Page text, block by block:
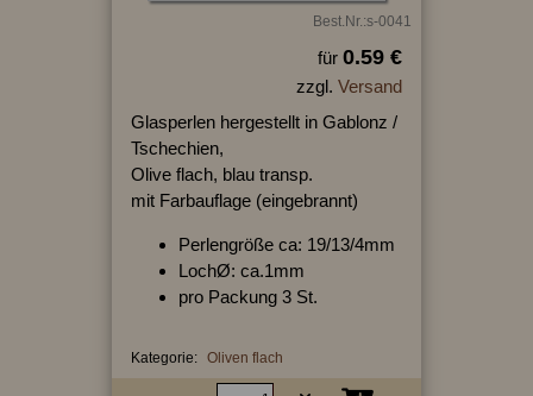
Best.Nr.:s-0041
für 0.59 €
zzgl. Versand
Glasperlen hergestellt in Gablonz /
Tschechien,
Olive flach, blau transp.
mit Farbauflage (eingebrannt)
Perlengröße ca: 19/13/4mm
LochØ: ca.1mm
pro Packung 3 St.
Kategorie: Oliven flach